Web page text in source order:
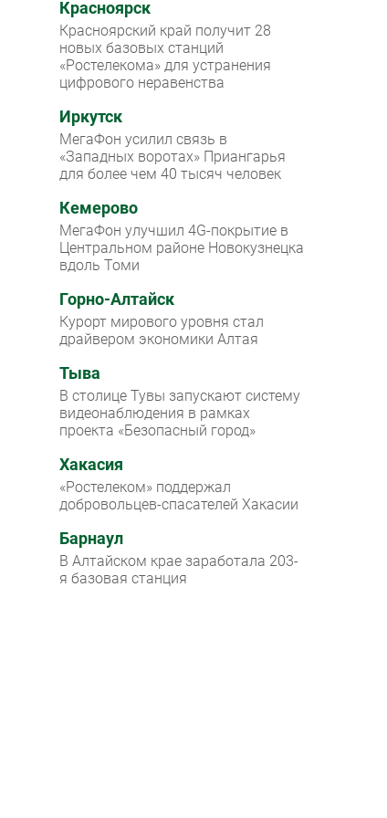
Красноярск
Красноярский край получит 28
новых базовых станций
«Ростелекома» для устранения
цифрового неравенства
Иркутск
МегаФон усилил связь в
«Западных воротах» Приангарья
для более чем 40 тысяч человек
Кемерово
МегаФон улучшил 4G-покрытие в
Центральном районе Новокузнецка
вдоль Томи
Горно-Алтайск
Курорт мирового уровня стал
драйвером экономики Алтая
Тыва
В столице Тувы запускают систему
видеонаблюдения в рамках
проекта «Безопасный город»
Хакасия
«Ростелеком» поддержал
добровольцев-спасателей Хакасии
Барнаул
В Алтайском крае заработала 203-
я базовая станция